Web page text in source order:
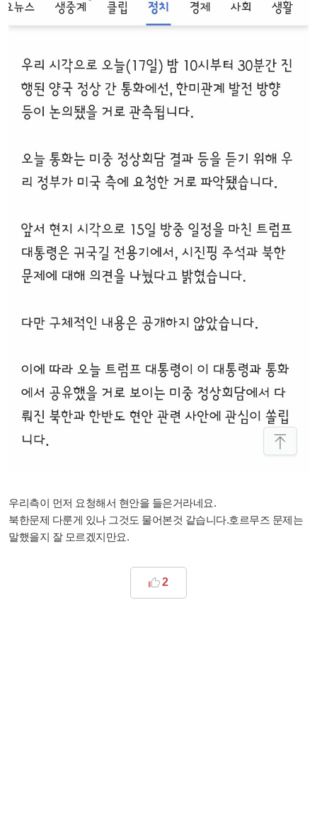
우리측이 먼저 요청해서 현안을 들은거라네요.
북한문제 다룬게 있나 그것도 물어본것 같습니다.호르무즈 문제는
말했을지 잘 모르겠지만요.
2